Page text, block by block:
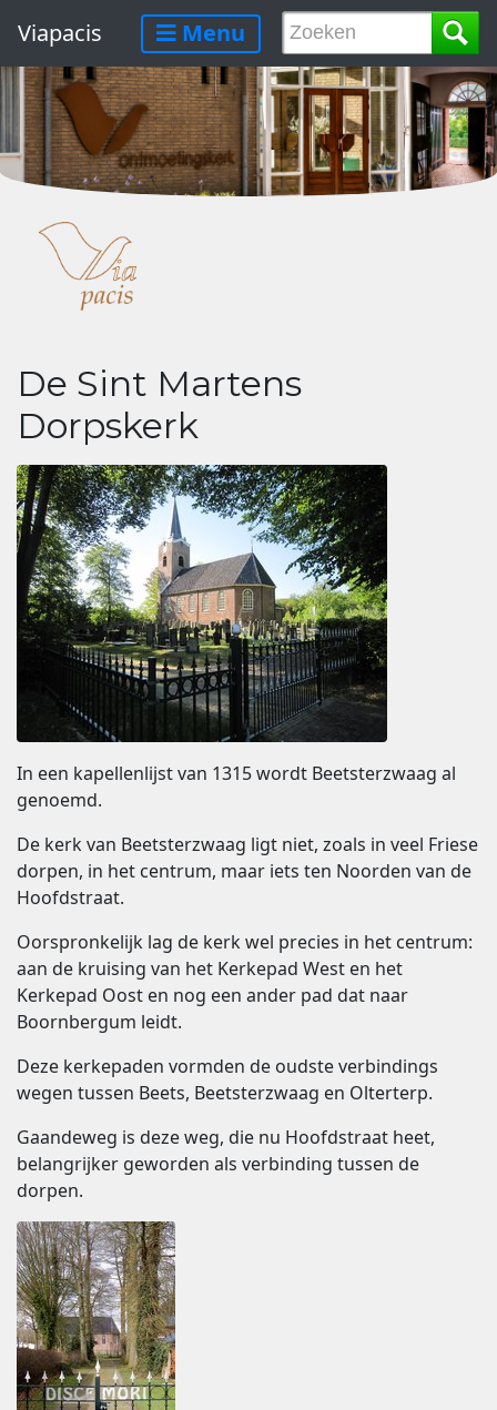
Viapacis Menu
De Sint Martens
Dorpskerk
In een kapellenlijst van 1315 wordt Beetsterzwaag al
genoemd.
De kerk van Beetsterzwaag ligt niet, zoals in veel Friese
dorpen, in het centrum, maar iets ten Noorden van de
Hoofdstraat.
Oorspronkelijk lag de kerk wel precies in het centrum:
aan de kruising van het Kerkepad West en het
Kerkepad Oost en nog een ander pad dat naar
Boornbergum leidt.
Deze kerkepaden vormden de oudste verbindings
wegen tussen Beets, Beetsterzwaag en Olterterp.
Gaandeweg is deze weg, die nu Hoofdstraat heet,
belangrijker geworden als verbinding tussen de
dorpen.